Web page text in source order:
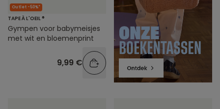
Outlet -50%*
TAPE À L'OEIL ®
Gympen voor babymeisjes
met wit en bloemenprint
9,99 €